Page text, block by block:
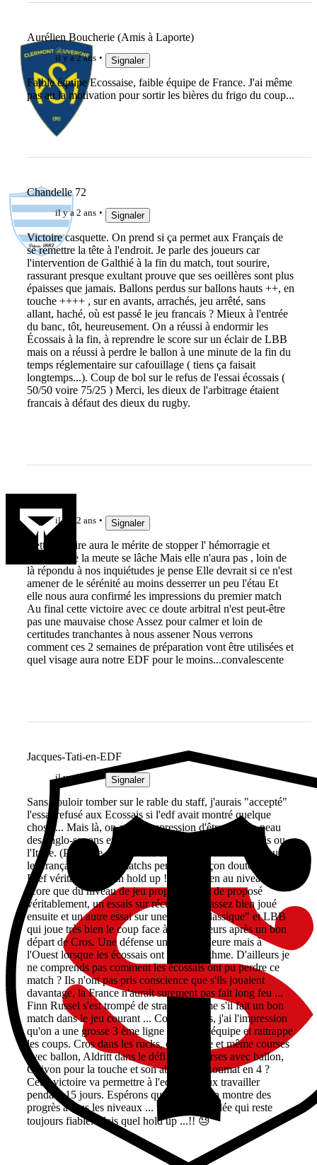
Aurélien Boucherie (Amis à Laporte)
il y a 2 ans Signaler
Faible équipe Ecossaise, faible équipe de France. J'ai même
pas au la motivation pour sortir les bières du frigo du coup...
Chandelle 72
il y a 2 ans Signaler
Victoire casquette. On prend si ça permet aux Français de
se remettre la tête à l'endroit. Je parle des joueurs car
l'intervention de Galthié à la fin du match, tout sourire,
rassurant presque exultant prouve que ses oeillères sont plus
épaisses que jamais. Ballons perdus sur ballons hauts ++, en
touche ++++ , sur en avants, arrachés, jeu arrêté, sans
allant, haché, où est passé le jeu francais ? Mieux à l'entrée
du banc, tôt, heureusement. On a réussi à endormir les
Écossais à la fin, à reprendre le score sur un éclair de LBB
mais on a réussi à perdre le ballon à une minute de la fin du
temps réglementaire sur cafouillage ( tiens ça faisait
longtemps...). Coup de bol sur le refus de l'essai écossais (
50/50 voire 75/25 ) Merci, les dieux de l'arbitrage étaient
francais à défaut des dieux du rugby.
il y a 2 ans Signaler
Cette victoire aura le mérite de stopper l' hémorragie et
d'éviter que la meute se lâche Mais elle n'aura pas , loin de
là répondu à nos inquiétudes je pense Elle devrait si ce n'est
amener de le sérénité au moins desserrer un peu l'étau Et
elle nous aura confirmé les impressions du premier match
Au final cette victoire avec ce doute arbitral n'est peut-être
pas une mauvaise chose Assez pour calmer et loin de
certitudes tranchantes à nous assener Nous verrons
comment ces 2 semaines de préparation vont être utilisées et
quel visage aura notre EDF pour le moins...convalescente
Jacques-Tati-en-EDF
il y a 2 ans Signaler
Sans vouloir tomber sur le rable du staff, j'aurais "accepté"
l'essai refusé aux Ecossais si l'edf avait montré quelque
chose ... Mais là, on avait l'impression d'être dans la peau
des anglo-saxons et que les écossais étaient les français ou
l'Italie. (Peut-être était-ce une session de consolation pour
les français après les matchs perdus de façon douteuse ? )
Bref véritablement un hold up !! Aussi bien au niveau du
score que du niveau de jeu proposé. Rien de proposé
véritablement, un essais sur récupération assez bien joué
ensuite et un autre essai sur une action "classique" et LBB
qui joue très bien le coup face à 3 défenseurs après un bon
départ de Cros. Une défense un peu meilleure mais à
l'Ouest lorsque les écossais ont mis du rythme. D'ailleurs je
ne comprends pas comment les écossais ont pu perdre ce
match ? Ils n'ont pas pris conscience que s'ils jouaient
davantage, la France n'aurait surement pas fait long feu ...
Finn Russel s'est trompé de stratégie même s'il fait un bon
match dans le jeu courant ... Coté français, j'ai l'impression
qu'on a une grosse 3 ème ligne qui tient l'équipe et rattrappe
les coups. Cros dans les rucks, en défense et même courses
avec ballon, Aldritt dans le défi et les courses avec ballon,
Ollivon pour la touche et son abbatage. Roumat en 4 ?
Cette victoire va permettre à l'edf de mieux travailler
pendant 15 jours. Espérons que le prochain montre des
progrès à tous les niveaux ... Excepté la mêlée qui reste
toujours fiable. Mais quel hold up ...!! 😓